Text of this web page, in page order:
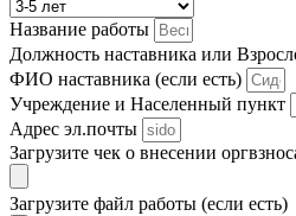
Название работы
Должность наставника или
ФИО наставника (если есть)
Учреждение и Населенный пункт
Адрес эл.почты
Загрузите чек о внесении
Загрузите файл работы (если есть)